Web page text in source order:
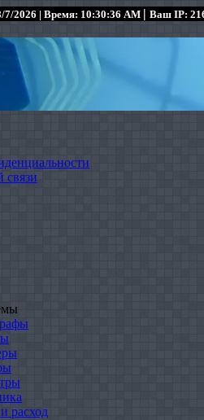
7/2026 | Время: 10:30:36 AM | Ваш IP:
связи
расход